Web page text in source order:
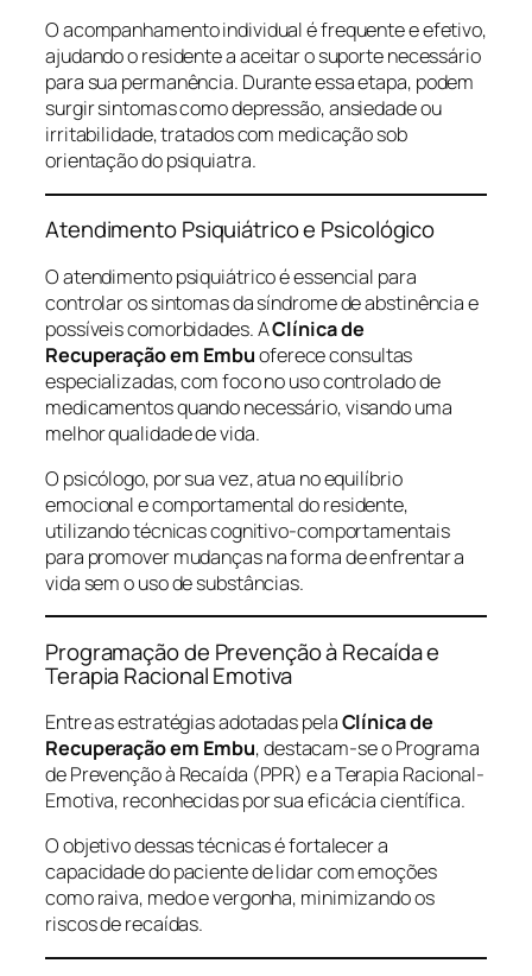
O acompanhamento individual é frequente e efetivo,
ajudando o residente a aceitar o suporte necessário
para sua permanência. Durante essa etapa, podem
surgir sintomas como depressão, ansiedade ou
irritabilidade, tratados com medicação sob
orientação do psiquiatra.
Atendimento Psiquiátrico e Psicológico
O atendimento psiquiátrico é essencial para
controlar os sintomas da síndrome de abstinência e
possíveis comorbidades. AClínica de
Recuperação em Embuoferece consultas
especializadas, com foco no uso controlado de
medicamentos quando necessário, visando uma
melhor qualidade de vida.
O psicólogo, por sua vez, atua no equilíbrio
emocional e comportamental do residente,
utilizando técnicas cognitivo-comportamentais
para promover mudanças na forma de enfrentar a
vida sem o uso de substâncias.
Programação de Prevenção à Recaída e
Terapia Racional Emotiva
Entre as estratégias adotadas pelaClínica de
Recuperação em Embu, destacam-se o Programa
de Prevenção à Recaída (PPR) e a Terapia Racional-
Emotiva, reconhecidas por sua eficácia científica.
O objetivo dessas técnicas é fortalecer a
capacidade do paciente de lidar com emoções
como raiva, medo e vergonha, minimizando os
riscos de recaídas.